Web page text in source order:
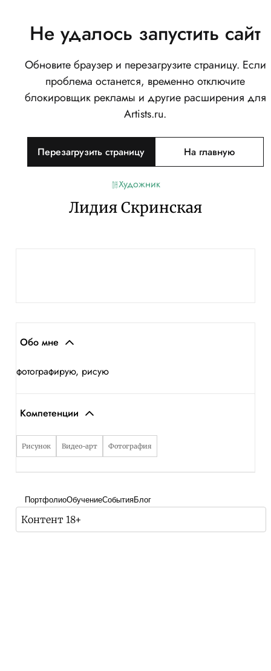
Не удалось запустить сайт
Обновите браузер и перезагрузите страницу. Если
проблема останется, временно отключите
блокировщик рекламы и другие расширения для
Artists.ru.
Перезагрузить страницу На главную
Художник
Лидия Скринская
Обо мне
фотографирую, рисую
Компетенции
Рисунок Видео-арт Фотография
ПортфолиоОбучениеСобытияБлог
Контент 18+